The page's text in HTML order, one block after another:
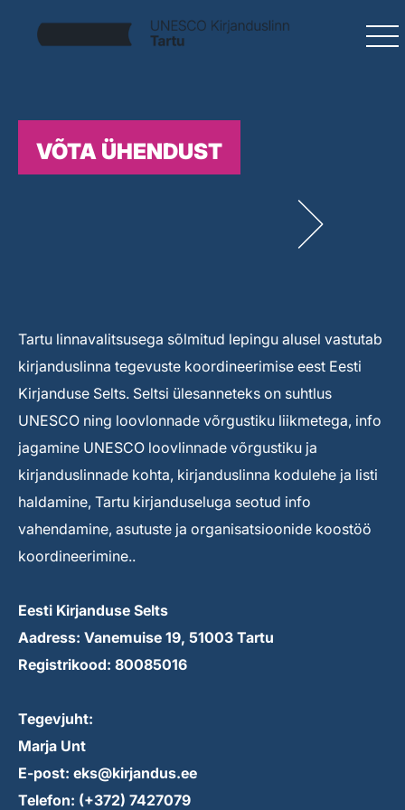
VÕTA ÜHENDUST
Tartu linnavalitsusega sõlmitud lepingu alusel vastutab
kirjanduslinna tegevuste koordineerimise eest Eesti
Kirjanduse Selts. Seltsi ülesanneteks on suhtlus
UNESCO ning loovlonnade võrgustiku liikmetega, info
jagamine UNESCO loovlinnade võrgustiku ja
kirjanduslinnade kohta, kirjanduslinna kodulehe ja listi
haldamine, Tartu kirjanduseluga seotud info
vahendamine, asutuste ja organisatsioonide koostöö
koordineerimine..
Eesti Kirjanduse Selts
Aadress: Vanemuise 19, 51003 Tartu
Registrikood: 80085016
Tegevjuht:
Marja Unt
E-post: eks@kirjandus.ee
Telefon: (+372) 7427079